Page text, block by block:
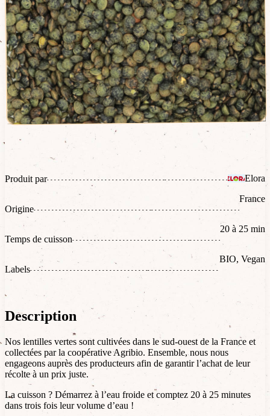
Produit par Elora
Origine
France
Temps de cuisson
20 à 25 min
Labels
BIO, Vegan
Description
Nos lentilles vertes sont cultivées dans le sud-ouest de la France et
collectées par la coopérative Agribio. Ensemble, nous nous
engageons auprès des producteurs afin de garantir l’achat de leur
récolte à un prix juste.
La cuisson ? Démarrez à l’eau froide et comptez 20 à 25 minutes
dans trois fois leur volume d’eau !